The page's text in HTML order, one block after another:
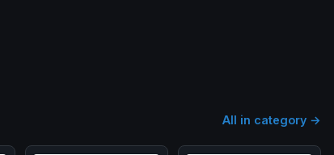
All in category →